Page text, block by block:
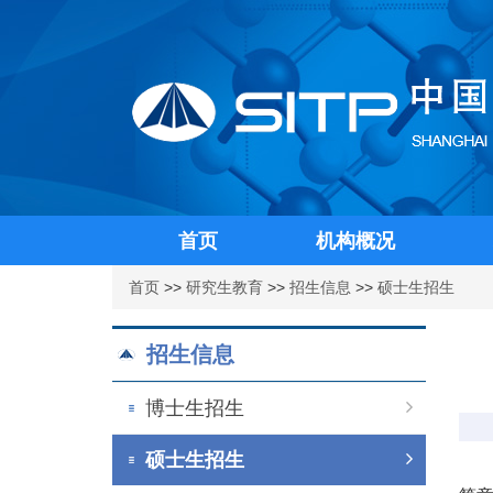
首页 机构概况
首页 >> 研究生教育 >> 招生信息 >> 硕士生招生
招生信息
博士生招生
硕士生招生